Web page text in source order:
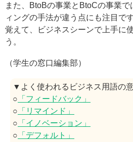
また、BtoBの事業とBtoCの事業
ィングの手法が違う点にも注目で
覚えて、ビジネスシーンで上手に
う。
（学生の窓口編集部）
▼よく使われるビジネス用語の
○ 「フィードバック」
○ 「リマインド」
○ 「イノベーション」
○ 「デフォルト」